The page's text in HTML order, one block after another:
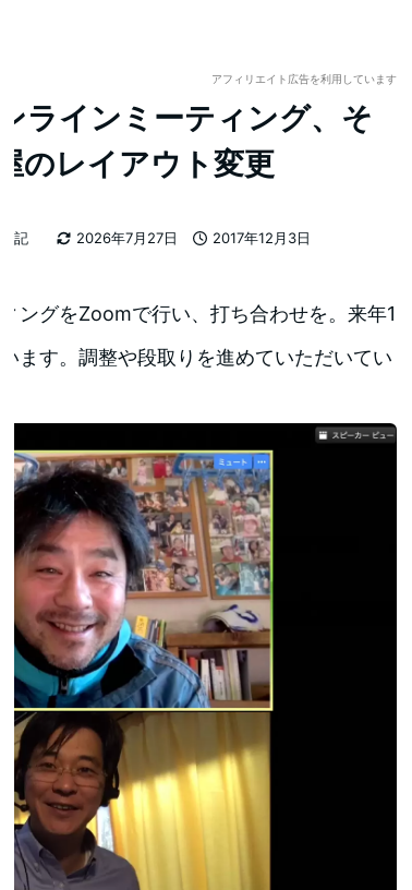
アフィリエイト広告を利用しています
ラインミーティング、そ
のレイアウト変更
2026年7月27日
2017年12月3日
記
ングをZoomで行い、打ち合わせを。来年1
ます。調整や段取りを進めていただいてい